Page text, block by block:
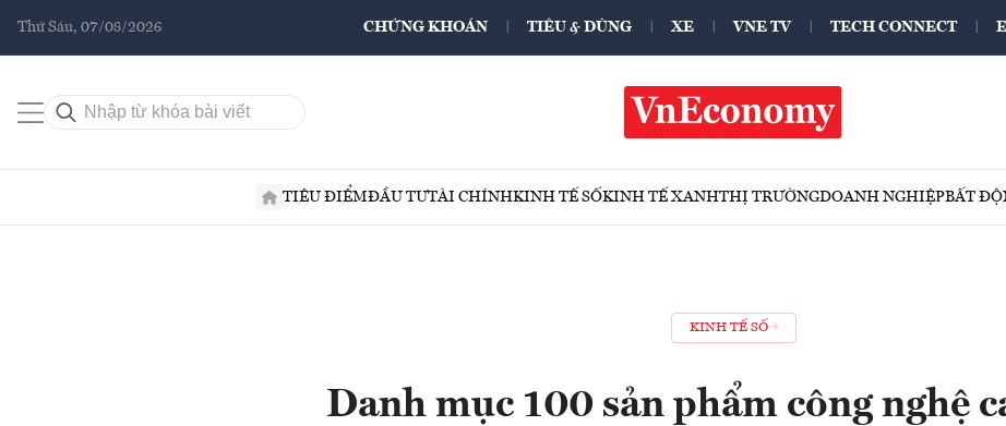
Thứ Sáu, 07/08/2026 CHỨNG KHOÁN TIÊU & DÙNG XE VNE TV TECH CONNECT
TIÊU ĐIỂMĐẦU TƯTÀI CHÍNHKINH TẾ SỐKINH TẾ XANHTHỊ TRƯỜNGDOANH NGHIỆPBẤT
KINH TẾ SỐ
Danh mục 100 sản phẩm công nghệ